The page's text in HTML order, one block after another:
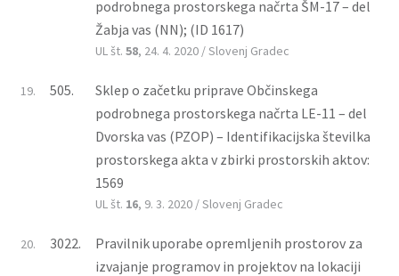
podrobnega prostorskega načrta ŠM-17 – del
Žabja vas (NN); (ID 1617)
UL št. 58, 24. 4. 2020 / Slovenj Gradec
19. 505.
Sklep o začetku priprave Občinskega
podrobnega prostorskega načrta LE-11 – del
Dvorska vas (PZOP) – Identifikacijska številka
prostorskega akta v zbirki prostorskih aktov:
1569
UL št. 16, 9. 3. 2020 / Slovenj Gradec
20. 3022.
Pravilnik uporabe opremljenih prostorov za
izvajanje programov in projektov na lokaciji